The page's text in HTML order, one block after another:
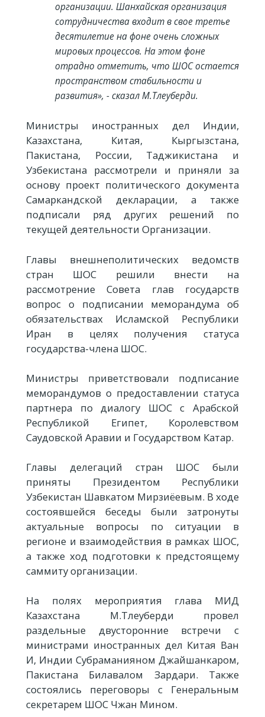
организации. Шанхайская организация
сотрудничества входит в свое третье
десятилетие на фоне очень сложных
мировых процессов. На этом фоне
отрадно отметить, что ШОС остается
пространством стабильности и
развития», - сказал М.Тлеуберди.
Министры иностранных дел Индии,
Казахстана, Китая, Кыргызстана,
Пакистана, России, Таджикистана и
Узбекистана рассмотрели и приняли за
основу проект политического документа
Самаркандской декларации, а также
подписали ряд других решений по
текущей деятельности Организации.
Главы внешнеполитических ведомств
стран ШОС решили внести на
рассмотрение Совета глав государств
вопрос о подписании меморандума об
обязательствах Исламской Республики
Иран в целях получения статуса
государства-члена ШОС.
Министры приветствовали подписание
меморандумов о предоставлении статуса
партнера по диалогу ШОС с Арабской
Республикой Египет, Королевством
Саудовской Аравии и Государством Катар.
Главы делегаций стран ШОС были
приняты Президентом Республики
Узбекистан Шавкатом Мирзиёевым. В ходе
состоявшейся беседы были затронуты
актуальные вопросы по ситуации в
регионе и взаимодействия в рамках ШОС,
а также ход подготовки к предстоящему
саммиту организации.
На полях мероприятия глава МИД
Казахстана М.Тлеуберди провел
раздельные двусторонние встречи с
министрами иностранных дел Китая Ван
И, Индии Субраманияном Джайшанкаром,
Пакистана Билавалом Зардари. Также
состоялись переговоры с Генеральным
секретарем ШОС Чжан Мином.